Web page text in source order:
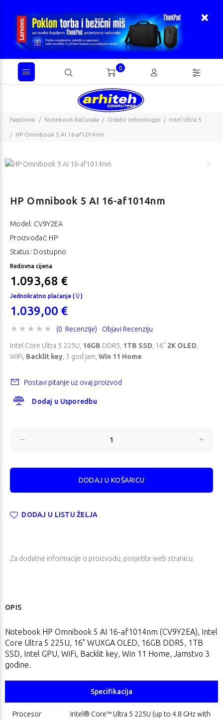
0
Naslovna Notebook Računala Odabir tehnologije Intel Ultra 5
HP Omnibook 5 AI 16-af1014nm
HP Omnibook 5 AI 16-af1014nm
Model: CV9Y2EA
Proizvođač: HP
Status: Dostupno
Redovna cijena
1.093,68 €
Jednokratno plaćanje ( )
1.039,00 €
(0 Recenzije) Objavi Recenziju
Intel Core Ultra 5 225U, 16GB DDR5, 1TB SSD , 16" 2K OLED
WiFi, Backlit key , 3 god jam, Win 11 Home
Postavi pitanje uz ovaj proizvod
Dodaj u Usporedbu
DODAJ U LISTU ŽELJA
Za dodatne informacije o proizvodu, posjetite web stranicu.
OPIS
Notebook HP Omnibook 5 AI 16-af1014nm (CV9Y2EA), Intel
Core Ultra 5 225U, 16" WUXGA OLED, 16GB DDR5, 1TB
SSD, Intel GPU, WiFi, Backlit key, Win 11 Home, Jamstvo 3
godine.
Specifikacija
Procesor
Intel® Core™ Ultra 5 225U (up to 4.8 GHz with